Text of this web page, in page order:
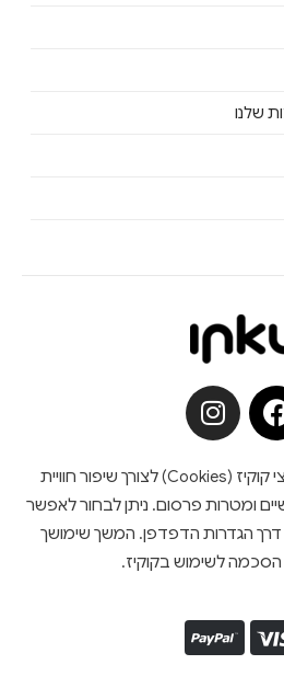
שלנו
האתר עושה שימוש בקובצי קוקיז (Cookies) לצורך שיפור חוויית
ומטרות פרסום. ניתן לבחור לאפשר
דרך הגדרות הדפדפן. המשך שימושך
לשימוש בקוקיז.